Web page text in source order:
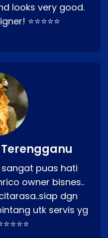
looks very good.
⭐⭐⭐⭐⭐
puas hati
owner bisnes..
dgn
utk servis yg